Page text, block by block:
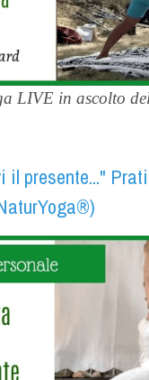
LIVE in ascolto
il presente..."